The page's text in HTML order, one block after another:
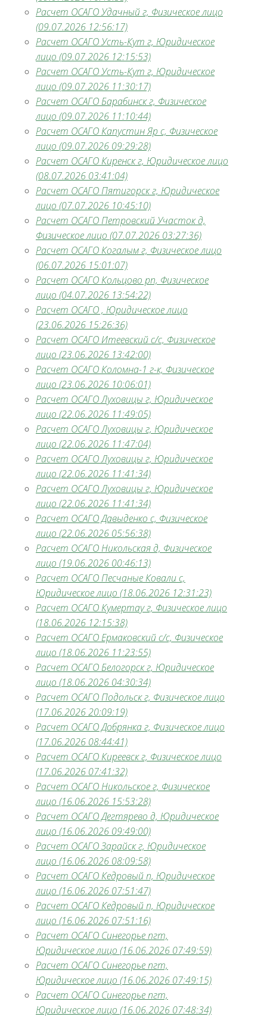
Расчет ОСАГО Удачный г, Физическое лицо
(09.07.2026 12:56:17)
Расчет ОСАГО Усть-Кут г, Юридическое
лицо (09.07.2026 12:15:53)
Расчет ОСАГО Усть-Кут г, Юридическое
лицо (09.07.2026 11:30:17)
Расчет ОСАГО Барабинск г, Физическое
лицо (09.07.2026 11:10:44)
Расчет ОСАГО Капустин Яр с, Физическое
лицо (09.07.2026 09:29:28)
Расчет ОСАГО Киренск г, Юридическое лицо
(08.07.2026 03:41:04)
Расчет ОСАГО Пятигорск г, Юридическое
лицо (07.07.2026 10:45:10)
Расчет ОСАГО Петровский Участок д,
Физическое лицо (07.07.2026 03:27:36)
Расчет ОСАГО Когалым г, Физическое лицо
(06.07.2026 15:01:07)
Расчет ОСАГО Кольцово рп, Физическое
лицо (04.07.2026 13:54:22)
Расчет ОСАГО , Юридическое лицо
(23.06.2026 15:26:36)
Расчет ОСАГО Итеевский с/с, Физическое
лицо (23.06.2026 13:42:00)
Расчет ОСАГО Коломна-1 г-к, Физическое
лицо (23.06.2026 10:06:01)
Расчет ОСАГО Луховицы г, Юридическое
лицо (22.06.2026 11:49:05)
Расчет ОСАГО Луховицы г, Юридическое
лицо (22.06.2026 11:47:04)
Расчет ОСАГО Луховицы г, Юридическое
лицо (22.06.2026 11:41:34)
Расчет ОСАГО Луховицы г, Юридическое
лицо (22.06.2026 11:41:34)
Расчет ОСАГО Давыденко с, Физическое
лицо (22.06.2026 05:56:38)
Расчет ОСАГО Никольская д, Физическое
лицо (19.06.2026 00:46:13)
Расчет ОСАГО Песчаные Ковали с,
Юридическое лицо (18.06.2026 12:31:23)
Расчет ОСАГО Кумертау г, Физическое лицо
(18.06.2026 12:15:38)
Расчет ОСАГО Ермаковский с/с, Физическое
лицо (18.06.2026 11:23:55)
Расчет ОСАГО Белогорск г, Юридическое
лицо (18.06.2026 04:30:34)
Расчет ОСАГО Подольск г, Физическое лицо
(17.06.2026 20:09:19)
Расчет ОСАГО Добрянка г, Физическое лицо
(17.06.2026 08:44:41)
Расчет ОСАГО Киреевск г, Физическое лицо
(17.06.2026 07:41:32)
Расчет ОСАГО Никольское г, Физическое
лицо (16.06.2026 15:53:28)
Расчет ОСАГО Дегтярево д, Юридическое
лицо (16.06.2026 09:49:00)
Расчет ОСАГО Зарайск г, Юридическое
лицо (16.06.2026 08:09:58)
Расчет ОСАГО Кедровый п, Юридическое
лицо (16.06.2026 07:51:47)
Расчет ОСАГО Кедровый п, Юридическое
лицо (16.06.2026 07:51:16)
Расчет ОСАГО Синегорье пгт,
Юридическое лицо (16.06.2026 07:49:59)
Расчет ОСАГО Синегорье пгт,
Юридическое лицо (16.06.2026 07:49:15)
Расчет ОСАГО Синегорье пгт,
Юридическое лицо (16.06.2026 07:48:34)